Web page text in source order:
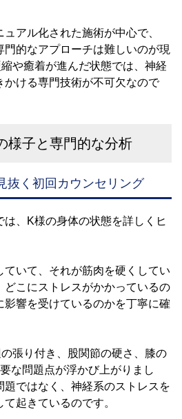
アル化された施術が中心で、
的なアプローチは難しいのが現
や癒着が進んだ状態では、神経
かける専門技術が不可欠なので
様子と専門的な分析
抜く初回カウンセリング
、K様の身体の状態を詳しくヒ
ていて、それが筋肉を硬くしてい
どこにストレスがかかっているの
響を受けているのかを丁寧に確
張り付き、股関節の硬さ、膝の
な問題点が浮かび上がりまし
題ではなく、神経系のストレスを
起きているのです。